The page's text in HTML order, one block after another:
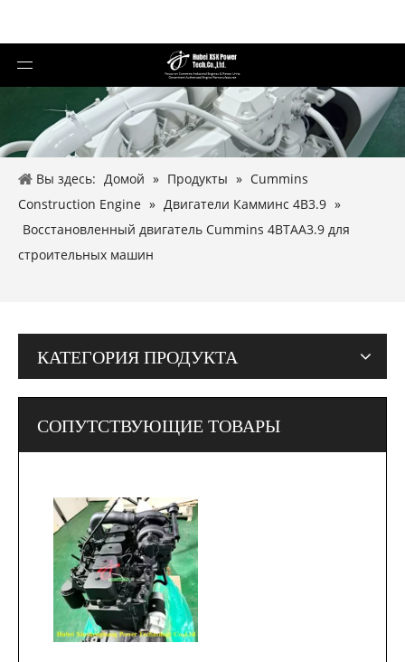
Вы здесь: Домой » Продукты » Cummins
Construction Engine » Двигатели Камминс 4B3.9 »
Восстановленный двигатель Cummins 4BTAA3.9 для
строительных машин
КАТЕГОРИЯ ПРОДУКТА
СОПУТСТВУЮЩИЕ ТОВАРЫ